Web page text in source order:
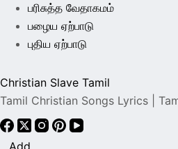
பரிசுத்த வேதாகமம்
பழைய ஏற்பாடு
புதிய ஏற்பாடு
Christian Slave Tamil
Tamil Christian Songs Lyrics |